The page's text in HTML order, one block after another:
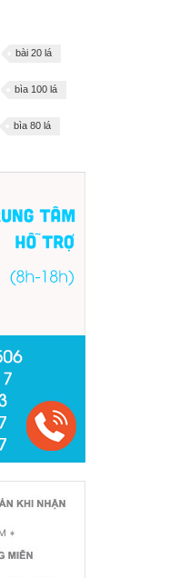
bài 20 lá
bìa 100 lá
bìa 80 lá